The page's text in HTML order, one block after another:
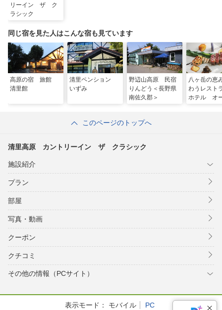
リーイン ザ ク
ラシック
同じ宿を見た人はこんな宿も見ています
高原の宿 旅館
清里館
清里ペンション
いずみ
野辺山高原 民宿
りんどう＜長野県
南佐久郡＞
八ヶ岳の恵
わうレスト
ホテル オ
このページのトップへ
清里高原 カントリーイン ザ クラシック
施設紹介
プラン
部屋
写真・動画
クーポン
クチコミ
その他の情報（PCサイト）
表示モード： モバイル PC